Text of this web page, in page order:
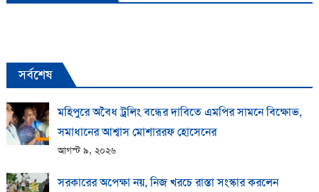
সর্বশেষ
মহিপুরে অবৈধ ট্রলিং বন্ধের দাবিতে এমপির সামনে বিক্ষোভ,
সমাধানের আশ্বাস মোশাররফ হোসেনের
আগস্ট ৯, ২০২৬
সরকারের অপেক্ষা নয়, নিজ খরচে রাস্তা সংস্কার করলেন